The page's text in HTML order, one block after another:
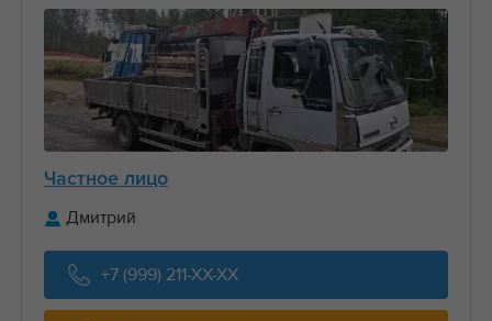
Частное лицо
Дмитрий
+7 (999) 211-XX-XX